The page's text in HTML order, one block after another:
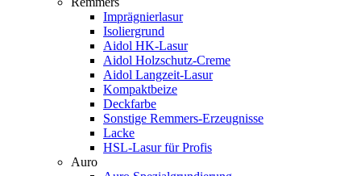
Imprägnierlasur
Isoliergrund
Aidol HK-Lasur
Aidol Holzschutz-Creme
Aidol Langzeit-Lasur
Kompaktbeize
Deckfarbe
Sonstige Remmers-Erzeugnisse
Lacke
HSL-Lasur für Profis
Auro